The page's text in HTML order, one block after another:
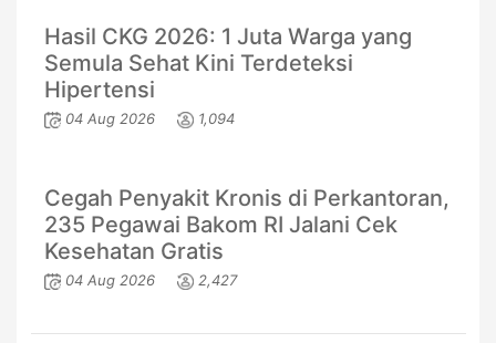
Hasil CKG 2026: 1 Juta Warga yang
Semula Sehat Kini Terdeteksi
Hipertensi
04 Aug 2026 1,094
Cegah Penyakit Kronis di Perkantoran,
235 Pegawai Bakom RI Jalani Cek
Kesehatan Gratis
04 Aug 2026 2,427